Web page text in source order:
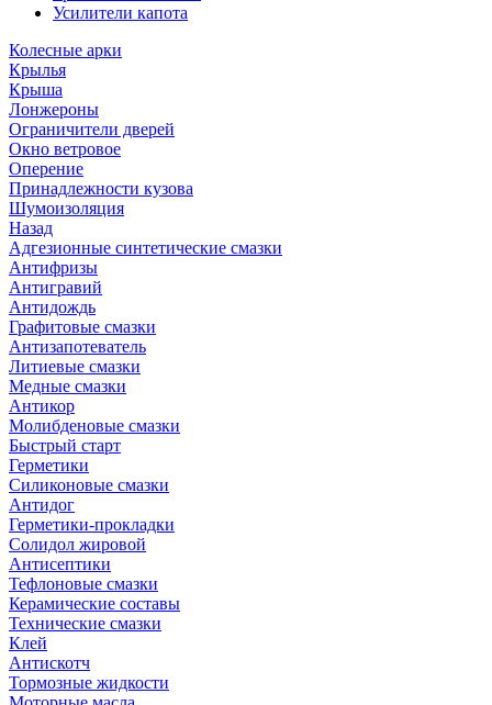
Усилители капота
Колесные арки
Крылья
Крыша
Лонжероны
Ограничители дверей
Окно ветровое
Оперение
Принадлежности кузова
Шумоизоляция
Назад
Адгезионные синтетические смазки
Антифризы
Антигравий
Антидождь
Графитовые смазки
Антизапотеватель
Литиевые смазки
Медные смазки
Антикор
Молибденовые смазки
Быстрый старт
Герметики
Силиконовые смазки
Антидог
Герметики-прокладки
Солидол жировой
Антисептики
Тефлоновые смазки
Керамические составы
Технические смазки
Клей
Антискотч
Тормозные жидкости